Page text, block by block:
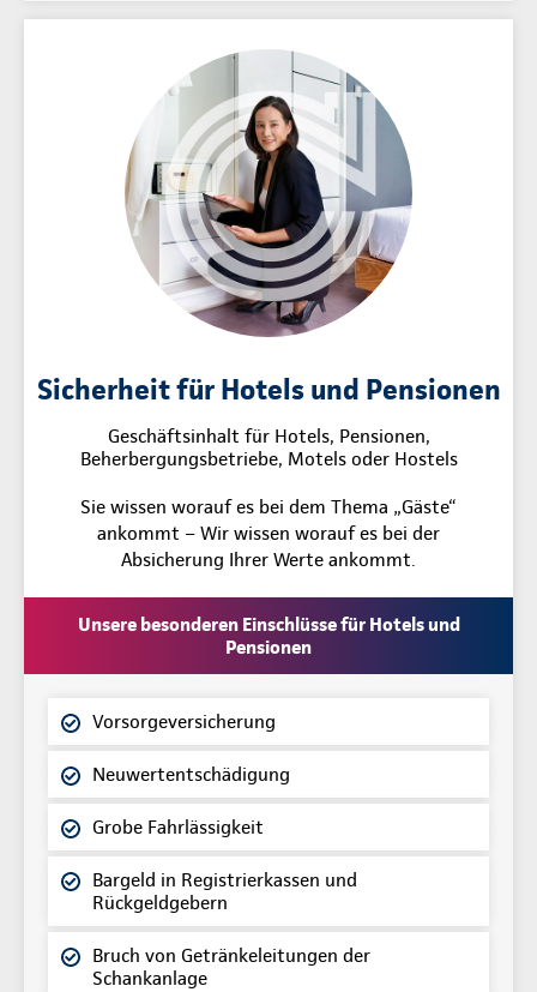
Sicherheit für Hotels und Pensionen
Geschäftsinhalt für Hotels, Pensionen,
Beherbergungsbetriebe, Motels oder Hostels
Sie wissen worauf es bei dem Thema „Gäste“
ankommt – Wir wissen worauf es bei der
Absicherung Ihrer Werte ankommt.
Unsere besonderen Einschlüsse für Hotels und
Pensionen
Vorsorgeversicherung
Neuwertentschädigung
Grobe Fahrlässigkeit
Bargeld in Registrierkassen und
Rückgeldgebern
Bruch von Getränkeleitungen der
Schankanlage